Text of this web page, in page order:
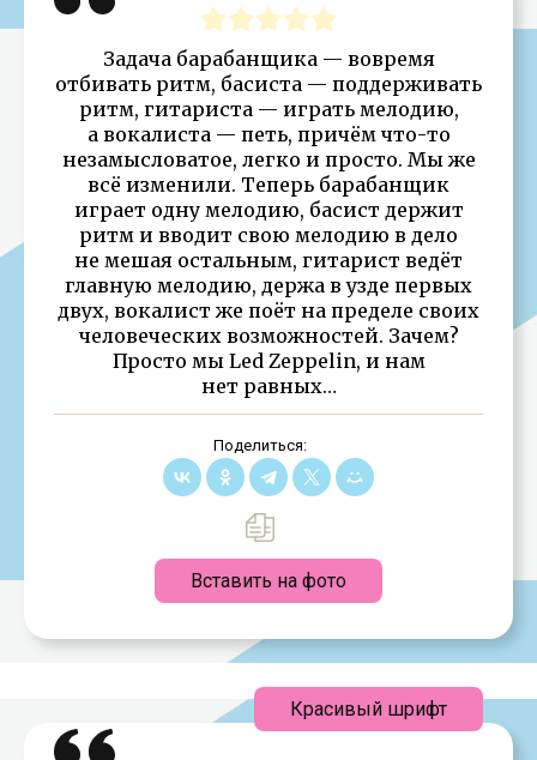
Задача барабанщика — вовремя
отбивать ритм, басиста — поддерживать
ритм, гитариста — играть мелодию,
а вокалиста — петь, причём что-то
незамысловатое, легко и просто. Мы же
всё изменили. Теперь барабанщик
играет одну мелодию, басист держит
ритм и вводит свою мелодию в дело
не мешая остальным, гитарист ведёт
главную мелодию, держа в узде первых
двух, вокалист же поёт на пределе своих
человеческих возможностей. Зачем?
Просто мы Led Zeppelin, и нам
нет равных…
Поделиться:
Вставить на фото
Красивый шрифт